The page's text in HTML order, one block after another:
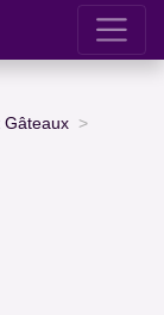
Gâteaux